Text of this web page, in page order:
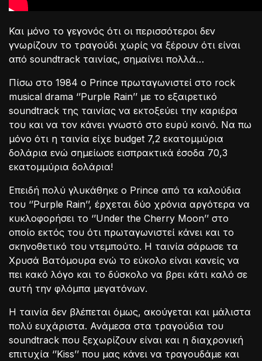
Και μόνο το γεγονός ότι οι περισσότεροι δεν
γνωρίζουν το τραγούδι χωρίς να ξέρουν ότι είναι
από soundtrack ταινίας, σημαίνει πολλά…
Πίσω στο 1984 ο Prince πρωταγωνιστεί στο rock
musical drama ‘’Purple Rain’’ με το εξαιρετικό
soundtrack της ταινίας να εκτοξεύει την καριέρα
του και να τον κάνει γνωστό στο ευρύ κοινό. Να πω
μόνο ότι η ταινία είχε budget 7,2 εκατομμύρια
δολάρια ενώ σημείωσε εισπρακτικά έσοδα 70,3
εκατομμύρια δολάρια!
Επειδή πολύ γλυκάθηκε ο Prince από τα καλούδια
του ‘’Purple Rain’’, έρχεται δύο χρόνια αργότερα να
κυκλοφορήσει το ‘’Under the Cherry Moon’’ στο
οποίο εκτός του ότι πρωταγωνιστεί κάνει και το
σκηνοθετικό του ντεμπούτο. Η ταινία σάρωσε τα
Χρυσά Βατόμουρα ενώ το εύκολο είναι κανείς να
πει κακό λόγο και το δύσκολο να βρει κάτι καλό σε
αυτή την φλόμπα μεγατόνων.
Η ταινία δεν βλέπεται όμως, ακούγεται και μάλιστα
πολύ ευχάριστα. Ανάμεσα στα τραγούδια του
soundtrack που ξεχωρίζουν είναι και η διαχρονική
επιτυχία ‘’Kiss’’ που μας κάνει να τραγουδάμε και